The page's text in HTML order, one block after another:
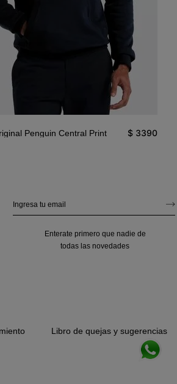
Penguin Central Print $ 3390
Enterate primero que nadie de
todas las novedades
Libro de quejas y sugerencias